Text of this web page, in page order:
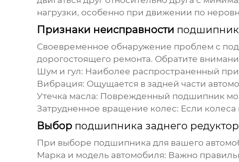
нагрузки, особенно при движении по
Признаки неисправности
Своевременное обнаружение проблем с
дорогостоящего ремонта. Обратите
Шум и гул: Наиболее распространенный
Вибрация: Ощущается в задней части
Утечка масла: Поврежденный подшипник
Затрудненное вращение колес: Если
Выбор подшипника заднего
При выборе подшипника для вашего
Марка и модель автомобиля: Важно